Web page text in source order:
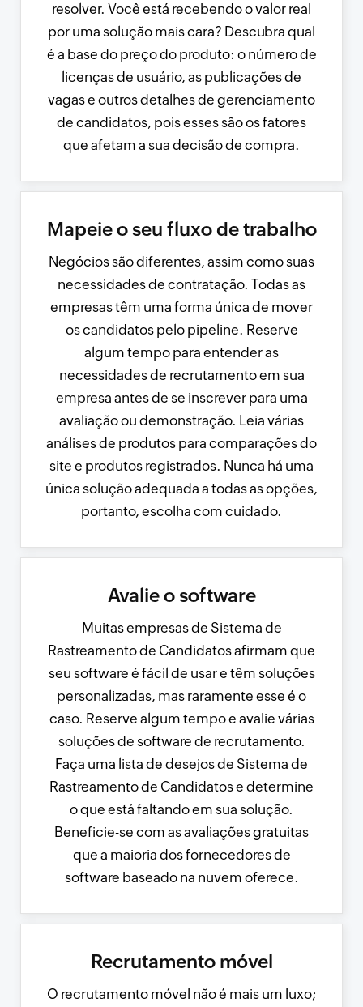
resolver. Você está recebendo o valor real
por uma solução mais cara? Descubra qual
é a base do preço do produto: o número de
licenças de usuário, as publicações de
vagas e outros detalhes de gerenciamento
de candidatos, pois esses são os fatores
que afetam a sua decisão de compra.
Mapeie o seu fluxo de trabalho
Negócios são diferentes, assim como suas
necessidades de contratação. Todas as
empresas têm uma forma única de mover
os candidatos pelo pipeline. Reserve
algum tempo para entender as
necessidades de recrutamento em sua
empresa antes de se inscrever para uma
avaliação ou demonstração. Leia várias
análises de produtos para comparações do
site e produtos registrados. Nunca há uma
única solução adequada a todas as opções,
portanto, escolha com cuidado.
Avalie o software
Muitas empresas de Sistema de
Rastreamento de Candidatos afirmam que
seu software é fácil de usar e têm soluções
personalizadas, mas raramente esse é o
caso. Reserve algum tempo e avalie várias
soluções de software de recrutamento.
Faça uma lista de desejos de Sistema de
Rastreamento de Candidatos e determine
o que está faltando em sua solução.
Beneficie-se com as avaliações gratuitas
que a maioria dos fornecedores de
software baseado na nuvem oferece.
Recrutamento móvel
O recrutamento móvel não é mais um luxo;